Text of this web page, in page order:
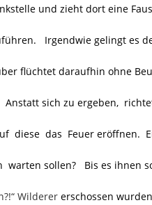
und zieht dort eine
Irgendwie gelingt es
flüchtet daraufhin ohne
sich zu ergeben,
diese das Feuer eröffnen.
sollen? Bis es ihnen
Wilderer erschossen